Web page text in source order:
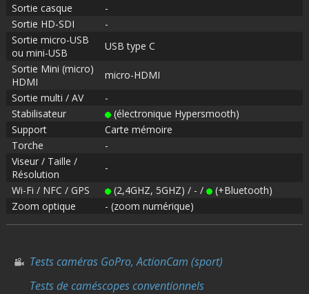
Sortie casque
-
Sortie HD-SDI
-
Sortie micro-USB
ou mini-USB
USB type C
Sortie Mini (micro)
HDMI
micro-HDMI
Sortie multi / AV
-
Stabilisateur
(électronique Hypersmooth)
Support
Carte mémoire
Torche
-
Viseur / Taille /
Résolution
-
Wi-Fi / NFC / GPS
(2,4GHZ, 5GHZ) / - /
(+Bluetooth)
Zoom optique
- (zoom numérique)
Tests caméras GoPro, ActionCam (sport)
Tests de caméscopes conventionnels